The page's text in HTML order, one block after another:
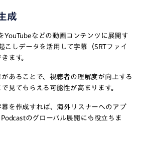
成
YouTubeなどの動画コンテンツに展開す
こしデータを活用して字幕（SRTファイ
ます。
あることで、視聴者の理解度が向上する
見てもらえる可能性が高まります。
を作成すれば、海外リスナーへのアプ
のグローバル展開にも役立ちま